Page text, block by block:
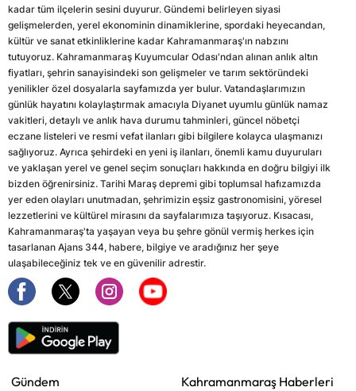
kadar tüm ilçelerin sesini duyurur. Gündemi belirleyen siyasi
gelişmelerden, yerel ekonominin dinamiklerine, spordaki heyecandan,
kültür ve sanat etkinliklerine kadar Kahramanmaraş'ın nabzını
tutuyoruz. Kahramanmaraş Kuyumcular Odası'ndan alınan anlık altın
fiyatları, şehrin sanayisindeki son gelişmeler ve tarım sektöründeki
yenilikler özel dosyalarla sayfamızda yer bulur. Vatandaşlarımızın
günlük hayatını kolaylaştırmak amacıyla Diyanet uyumlu günlük namaz
vakitleri, detaylı ve anlık hava durumu tahminleri, güncel nöbetçi
eczane listeleri ve resmi vefat ilanları gibi bilgilere kolayca ulaşmanızı
sağlıyoruz. Ayrıca şehirdeki en yeni iş ilanları, önemli kamu duyuruları
ve yaklaşan yerel ve genel seçim sonuçları hakkında en doğru bilgiyi ilk
bizden öğrenirsiniz. Tarihi Maraş depremi gibi toplumsal hafızamızda
yer eden olayları unutmadan, şehrimizin eşsiz gastronomisini, yöresel
lezzetlerini ve kültürel mirasını da sayfalarımıza taşıyoruz. Kısacası,
Kahramanmaraş'ta yaşayan veya bu şehre gönül vermiş herkes için
tasarlanan Ajans 344, habere, bilgiye ve aradığınız her şeye
ulaşabileceğiniz tek ve en güvenilir adrestir.
Gündem
Kahramanmaraş Haberleri